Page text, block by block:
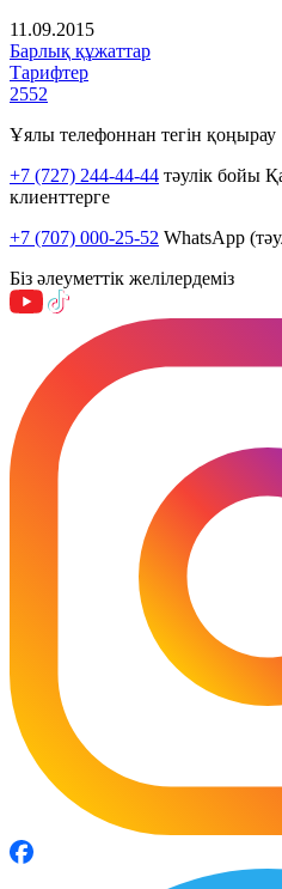
11.09.2015
Барлық құжаттар
Тарифтер
2552
Ұялы телефоннан тегін қоңырау
+7 (727) 244-44-44 тәулік бойы
клиенттерге
+7 (707) 000-25-52 WhatsApp
Біз әлеуметтік желілердеміз